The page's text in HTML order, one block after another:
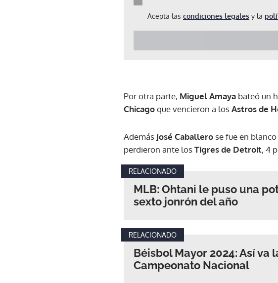
Acepta las condiciones legales y la
Por otra parte, Miguel Amaya bateó un
Chicagoque vencieron a losAstros de
Además José Caballero se fue en
perdieron ante losTigres de Detroit, 4
RELACIONADO
MLB: Ohtani le puso una
sexto jonrón del año
RELACIONADO
Béisbol Mayor 2024: Así va
Campeonato Nacional